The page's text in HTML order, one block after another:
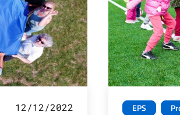
12/12/2022 EPS